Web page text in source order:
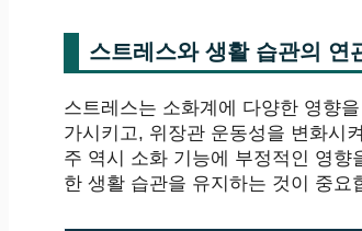
스트레스와 생활 습관의 연
스트레스는 소화계에 다양한 영향
가시키고, 위장관 운동성을 변화시
주 역시 소화 기능에 부정적인 영
한 생활 습관을 유지하는 것이 중요